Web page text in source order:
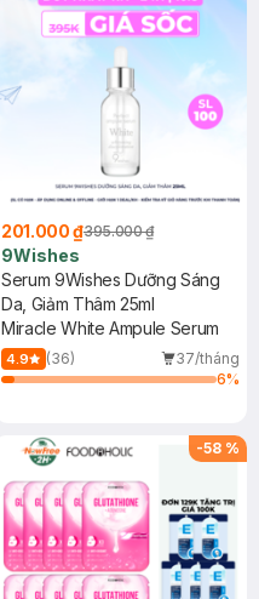
201.000 ₫395.000 ₫
9Wishes
Serum 9Wishes Dưỡng Sáng
Da, Giảm Thâm 25ml
Miracle White Ampule Serum
4.9 (36)
37/tháng
6%
-58 %